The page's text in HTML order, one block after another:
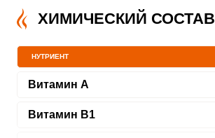
ХИМИЧЕСКИЙ СОСТАВ
НУТРИЕНТ
Витамин A
Витамин В1